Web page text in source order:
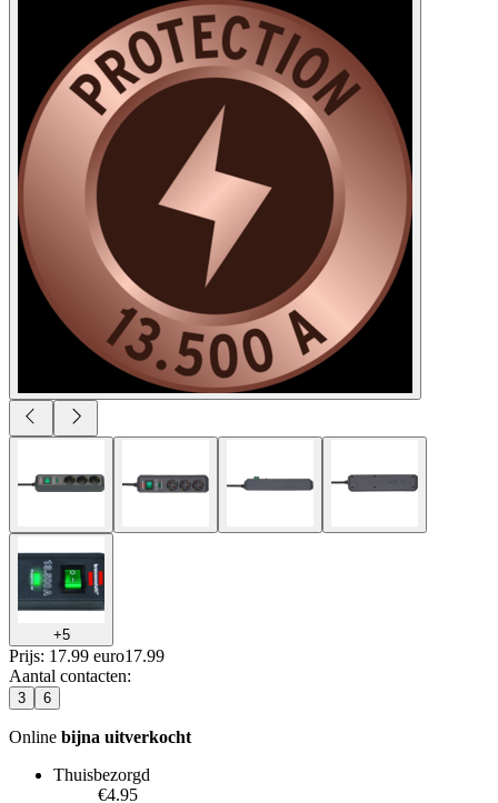
+5
Prijs: 17.99 euro17.99
Aantal contacten:
3 6
Online bijna uitverkocht
Thuisbezorgd
€4.95